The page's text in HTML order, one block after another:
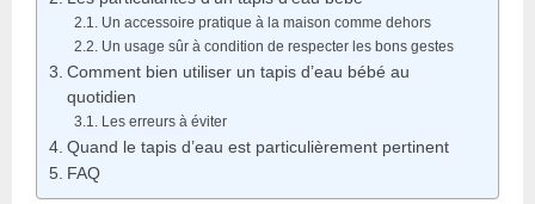
Un accessoire pratique à la maison comme dehors
Un usage sûr à condition de respecter les bons gestes
Comment bien utiliser un tapis d’eau bébé au
quotidien
Les erreurs à éviter
Quand le tapis d’eau est particulièrement pertinent
FAQ